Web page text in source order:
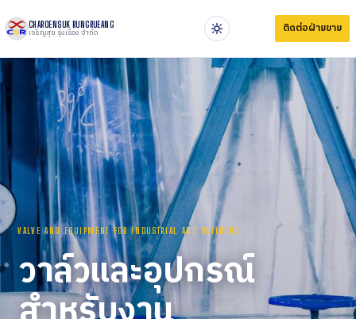
CHAROENSUK RUNGRUEANG
เจริญสุข รุ่งเรือง จำกัด ติดต่อฝ่ายขาย
VALVE AND EQUIPMENT FOR INDUSTRIAL AND BUILDING
วาล์วและอุปกรณ์